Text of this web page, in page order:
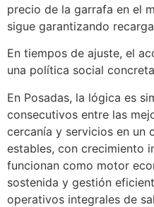
precio de la garrafa en el
sigue garantizando
En tiempos de ajuste, el
una política social
En Posadas, la lógica es
consecutivos entre las
cercanía y servicios en un
estables, con crecimiento
funcionan como motor
sostenida y gestión
operativos integrales de